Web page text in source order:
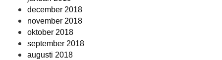
december 2018
november 2018
oktober 2018
september 2018
augusti 2018